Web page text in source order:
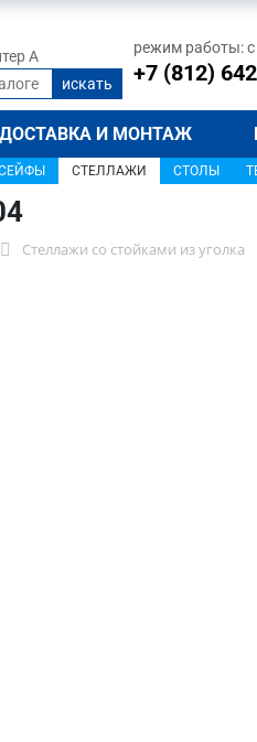
А
режим работы: с
+7 (812)
ДОСТАВКА И МОНТАЖ
СТЕЛЛАЖИ СТОЛЫ
Стеллажи со стойками из уголка